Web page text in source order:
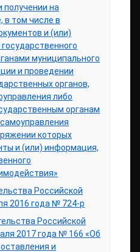
получении на
в том числе в
и (или)
муниципального
и проведении
органов,
либо
органам
которых
и (или) информация,
Российской
2016 года № 724-р
Российской
2017 года № 166 «Об
и